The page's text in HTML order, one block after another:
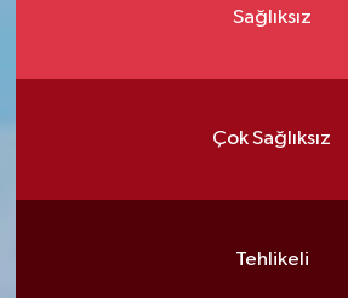
Sağlıksız
Çok Sağlıksız
Tehlikeli